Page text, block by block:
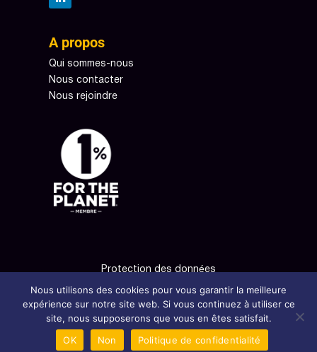
A propos
Qui sommes-nous
Nous contacter
Nous rejoindre
Protection des données
Mentions légales
Nous utilisons des cookies pour vous garantir la meilleure
expérience sur notre site web. Si vous continuez à utiliser ce
site, nous supposerons que vous en êtes satisfait.
OK
Non Politique de confidentialité